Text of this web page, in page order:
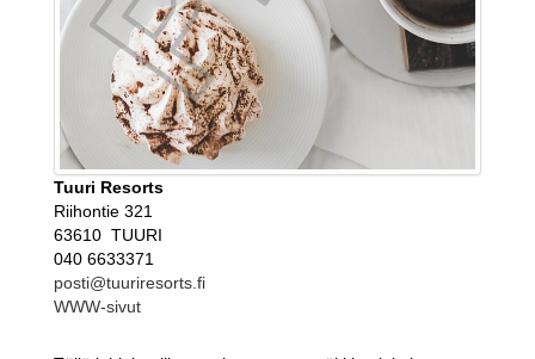
Tuuri Resorts
Riihontie 321
63610 TUURI
040 6633371
posti@tuuriresorts.fi
WWW-sivut